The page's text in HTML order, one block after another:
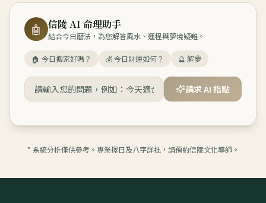
🤖 信陵 AI 命理助手
結合今日曆法，為您解答風水、運程與夢境疑難。
🏠 今日搬家好嗎？ 💰 今日財運如何？ 🔮 解夢
請求 AI 指點
* 系統分析僅供參考。專業擇日及八字詳批，請預約信陵文化導師。